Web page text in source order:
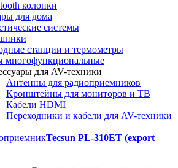
колонки
для дома
системы
станции и термометры
многофункциональные
для AV-техники
Антенны для радиоприемников
Кронштейны для мониторов и ТВ
Кабели HDMI
Переходники и кабели для AV-техники
Tecsun PL-310ET (export